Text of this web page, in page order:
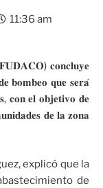
11:36 am
𝐜𝐨𝐧𝐜𝐥𝐮𝐲𝐞
𝐝𝐞 𝐛𝐨𝐦𝐛𝐞𝐨 𝐪𝐮𝐞 𝐬𝐞𝐫𝐚́
𝐜𝐨𝐧 𝐞𝐥 𝐨𝐛𝐣𝐞𝐭𝐢𝐯𝐨 𝐝𝐞
𝐝𝐞 𝐥𝐚 𝐳𝐨𝐧𝐚
explicó que la
de